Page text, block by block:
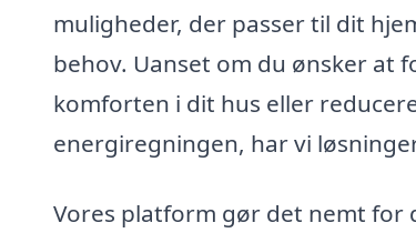
muligheder, der passer til dit
behov. Uanset om du ønsker at
komforten i dit hus eller
energiregningen, har vi
Vores platform gør det nemt for